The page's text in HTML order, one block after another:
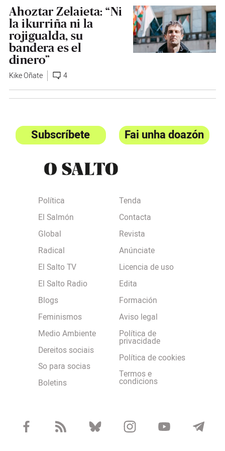
Ahoztar Zelaieta: “Ni
la ikurriña ni la
rojigualda, su
bandera es el
dinero”
Kike Oñate 4
Subscríbete Fai unha doazón
Política
El Salmón
Global
Radical
El Salto TV
El Salto Radio
Blogs
Feminismos
Medio Ambiente
Dereitos sociais
So para socias
Boletins
Tenda
Contacta
Revista
Anúnciate
Licencia de uso
Edita
Formación
Aviso legal
Política de
privacidade
Política de cookies
Termos e
condicions